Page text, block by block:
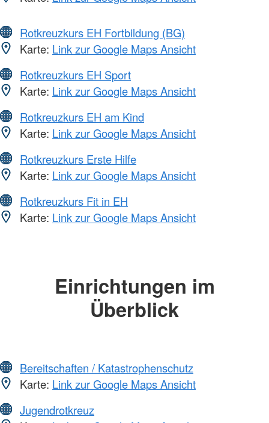
Rotkreuzkurs EH Fortbildung (BG)
Karte: Link zur Google Maps Ansicht
Rotkreuzkurs EH Sport
Karte: Link zur Google Maps Ansicht
Rotkreuzkurs EH am Kind
Karte: Link zur Google Maps Ansicht
Rotkreuzkurs Erste Hilfe
Karte: Link zur Google Maps Ansicht
Rotkreuzkurs Fit in EH
Karte: Link zur Google Maps Ansicht
Einrichtungen im
Überblick
Bereitschaften / Katastrophenschutz
Karte: Link zur Google Maps Ansicht
Jugendrotkreuz